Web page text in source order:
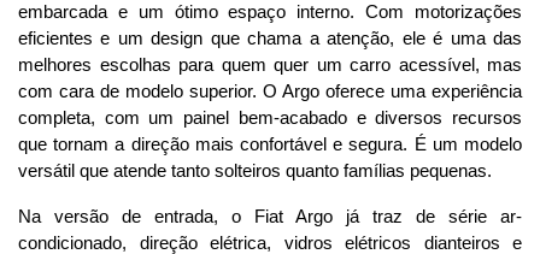
embarcada e um ótimo espaço interno. Com motorizações
eficientes e um design que chama a atenção, ele é uma das
melhores escolhas para quem quer um carro acessível, mas
com cara de modelo superior. O Argo oferece uma experiência
completa, com um painel bem-acabado e diversos recursos
que tornam a direção mais confortável e segura. É um modelo
versátil que atende tanto solteiros quanto famílias pequenas.
Na versão de entrada, o Fiat Argo já traz de série ar-
condicionado, direção elétrica, vidros elétricos dianteiros e